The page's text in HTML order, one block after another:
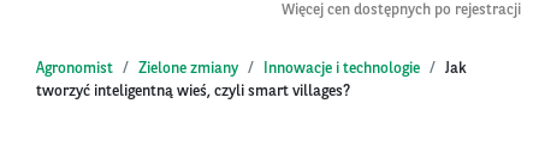
Więcej cen dostępnych po rejestracji
Agronomist Zielone zmiany Innowacje i technologie
Jak
tworzyć inteligentną wieś, czyli smart villages?